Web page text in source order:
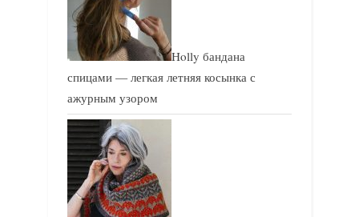
Holly бандана
спицами — легкая летняя косынка с
ажурным узором